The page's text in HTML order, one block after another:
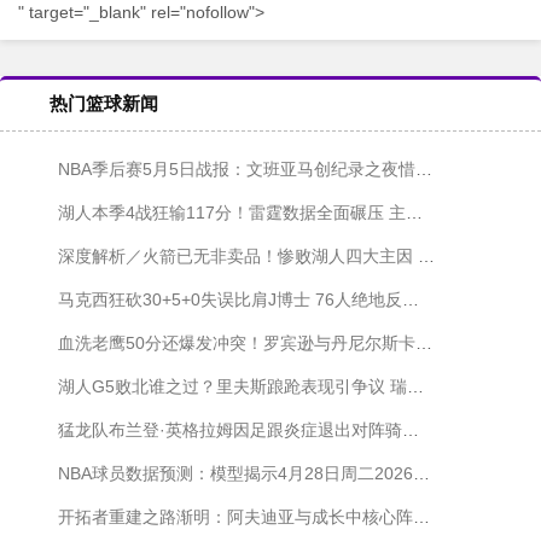
" target="_blank" rel="nofollow">
热门篮球新闻
NBA季后赛5月5日战报：文班亚马创纪录之夜惜败森林狼 尼克斯狂胜76人无悬念
湖人本季4战狂输117分！雷霆数据全面碾压 主帅瑞迪克祭出黑暗兵法
深度解析／火箭已无非卖品！惨败湖人四大主因 申京恐触天花板
马克西狂砍30+5+0失误比肩J博士 76人绝地反击逼入抢七
血洗老鹰50分还爆发冲突！罗宾逊与丹尼尔斯卡位斗殴遭驱逐
湖人G5败北谁之过？里夫斯踉跄表现引争议 瑞迪克点出低迷症结
猛龙队布兰登·英格拉姆因足跟炎症退出对阵骑士队第五战
NBA球员数据预测：模型揭示4月28日周二2026年NBA季后赛三大最佳投注选择
开拓者重建之路渐明：阿夫迪亚与成长中核心阵容锁定季后赛席位